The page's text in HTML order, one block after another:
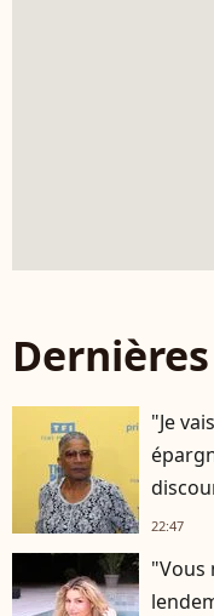
"Je
22:47
"Vous